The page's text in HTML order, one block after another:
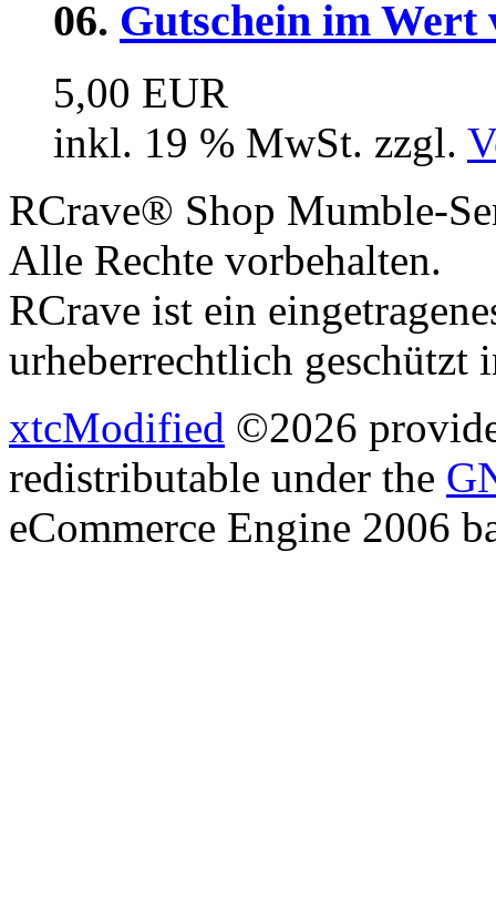
06. Gutschein im Wert
5,00 EUR
inkl. 19 % MwSt. zzgl.
RCrave® Shop Mumble-
Alle Rechte vorbehalten.
RCrave ist ein
urheberrechtlich geschützt
xtcModified ©2026
redistributable under the
eCommerce Engine 2006